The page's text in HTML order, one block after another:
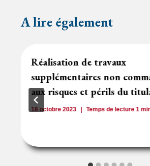
A lire également
Réalisation de travaux
supplémentaires non
aux risques et périls du
18 octobre 2023 Temps de lecture 1